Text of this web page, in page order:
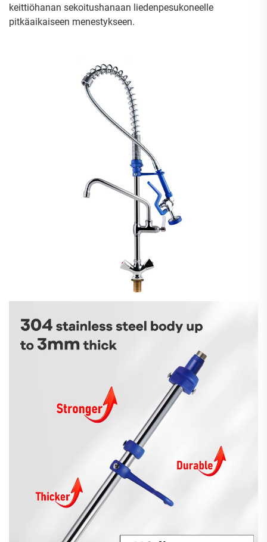
keittiöhanan sekoitushanaan liedenpesukoneelle
pitkäaikaiseen menestykseen.